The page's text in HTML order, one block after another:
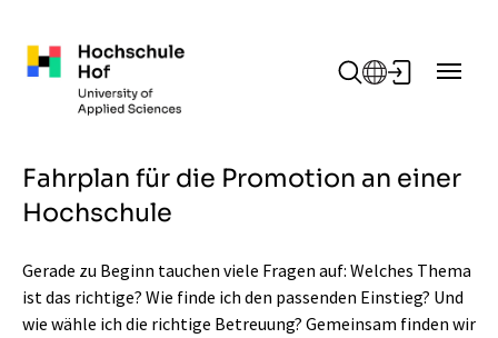
Fahrplan für die Promotion an einer
Hochschule
Gerade zu Beginn tauchen viele Fragen auf: Welches Thema
ist das richtige? Wie finde ich den passenden Einstieg? Und
wie wähle ich die richtige Betreuung? Gemeinsam finden wir